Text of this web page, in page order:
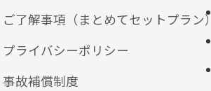
ご了解事項（まとめてセットプラン）
プライバシーポリシー
事故補償制度